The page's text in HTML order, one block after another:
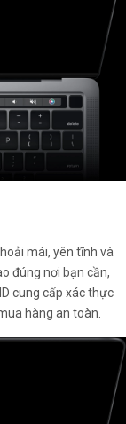
mái, yên tĩnh và
đúng nơi bạn cần,
cung cấp xác thực
hàng an toàn.